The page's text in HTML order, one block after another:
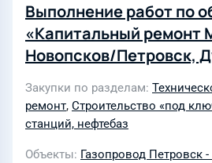
Выполнение работ по
«Капитальный ремонт
Новопсков/Петровск,
№000182,
503 - 515. Замена
ЛПУМГ» (437/28) для
Закупки по разделам
ремонт, Строительство «под
станций, нефтебаз
Объекты Газопровод Петровск